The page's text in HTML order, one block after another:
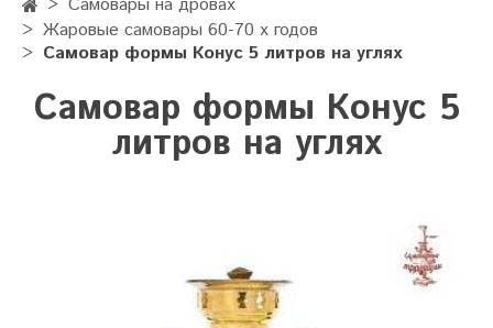
Самовары на дровах
Жаровые самовары 60-70 х годов
Самовар формы Конус 5 литров на углях
Самовар формы Конус 5
литров на углях